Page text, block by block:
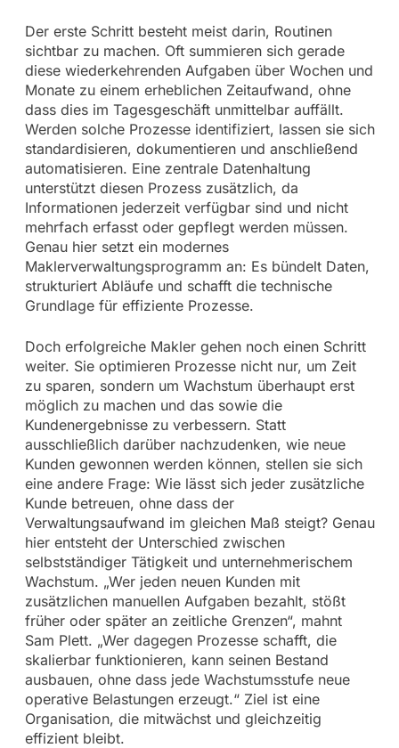
Der erste Schritt besteht meist darin, Routinen
sichtbar zu machen. Oft summieren sich gerade
diese wiederkehrenden Aufgaben über Wochen und
Monate zu einem erheblichen Zeitaufwand, ohne
dass dies im Tagesgeschäft unmittelbar auffällt.
Werden solche Prozesse identifiziert, lassen sie sich
standardisieren, dokumentieren und anschließend
automatisieren. Eine zentrale Datenhaltung
unterstützt diesen Prozess zusätzlich, da
Informationen jederzeit verfügbar sind und nicht
mehrfach erfasst oder gepflegt werden müssen.
Genau hier setzt ein modernes
Maklerverwaltungsprogramm an: Es bündelt Daten,
strukturiert Abläufe und schafft die technische
Grundlage für effiziente Prozesse.
Doch erfolgreiche Makler gehen noch einen Schritt
weiter. Sie optimieren Prozesse nicht nur, um Zeit
zu sparen, sondern um Wachstum überhaupt erst
möglich zu machen und das sowie die
Kundenergebnisse zu verbessern. Statt
ausschließlich darüber nachzudenken, wie neue
Kunden gewonnen werden können, stellen sie sich
eine andere Frage: Wie lässt sich jeder zusätzliche
Kunde betreuen, ohne dass der
Verwaltungsaufwand im gleichen Maß steigt? Genau
hier entsteht der Unterschied zwischen
selbstständiger Tätigkeit und unternehmerischem
Wachstum. „Wer jeden neuen Kunden mit
zusätzlichen manuellen Aufgaben bezahlt, stößt
früher oder später an zeitliche Grenzen“, mahnt
Sam Plett. „Wer dagegen Prozesse schafft, die
skalierbar funktionieren, kann seinen Bestand
ausbauen, ohne dass jede Wachstumsstufe neue
operative Belastungen erzeugt.“ Ziel ist eine
Organisation, die mitwächst und gleichzeitig
effizient bleibt.